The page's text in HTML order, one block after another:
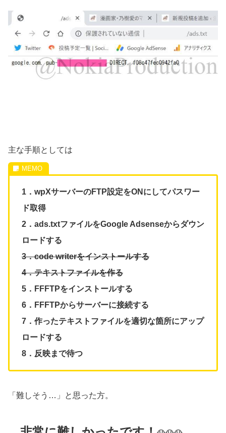
主な手順としては
1．wpXサーバーのFTP設定をONにしてパスワー
ド取得
2． ads.txtファイルをGoogle Adsenseからダウン
ロードする
3．code writerをインストールする
4．テキストファイルを作る
5．FFFTPをインストールする
6．FFFTPからサーバーに接続する
7．作ったテキストファイルを適切な箇所にアップ
ロードする
8．反映まで待つ
「難しそう…」と思った方。